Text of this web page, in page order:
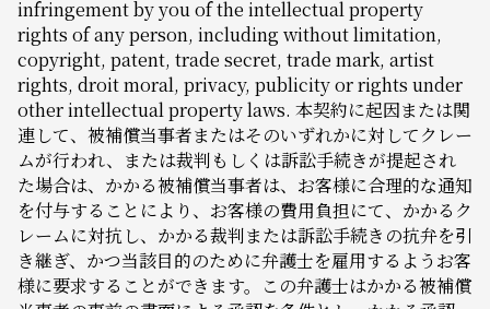
infringement by you of the intellectual property
rights of any person, including without limitation,
copyright, patent, trade secret, trade mark, artist
rights, droit moral, privacy, publicity or rights under
other intellectual property laws. 本契約に起因または関
連して、被補償当事者またはそのいずれかに対してクレー
ムが行われ、または裁判もしくは訴訟手続きが提起され
た場合は、かかる被補償当事者は、お客様に合理的な通知
を付与することにより、お客様の費用負担にて、かかるク
レームに対抗し、かかる裁判または訴訟手続きの抗弁を引
き継ぎ、かつ当該目的のために弁護士を雇用するようお客
様に要求することができます。この弁護士はかかる被補償